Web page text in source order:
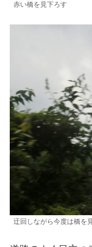
赤い橋を見下ろす
迂回しながら今度は橋を